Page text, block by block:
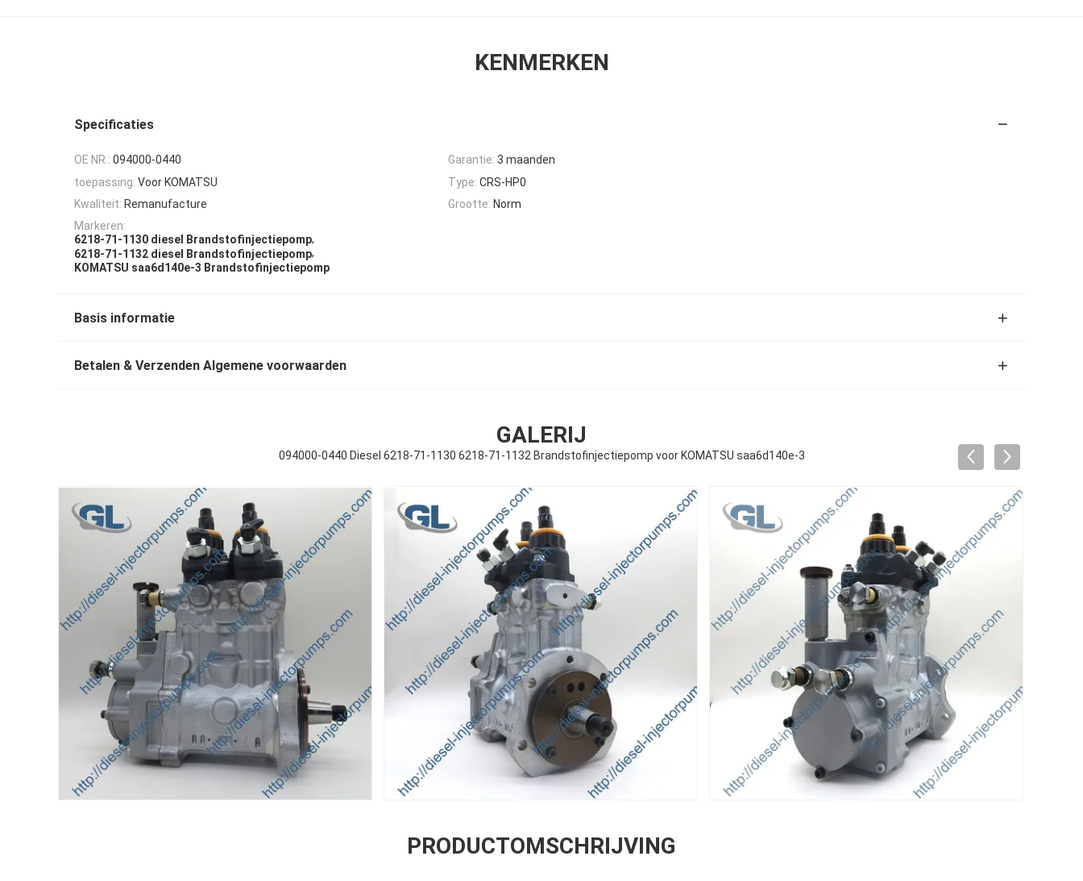
KENMERKEN
Specificaties
OE NR.: 094000-0440 Garantie: 3 maanden
toepassing: Voor KOMATSU Type: CRS-HP0
Kwaliteit: Remanufacture Grootte: Norm
Markeren:
6218-71-1130 diesel Brandstofinjectiepomp,
6218-71-1132 diesel Brandstofinjectiepomp,
KOMATSU saa6d140e-3 Brandstofinjectiepomp
Basis informatie
Betalen & Verzenden Algemene voorwaarden
GALERIJ
094000-0440 Diesel 6218-71-1130 6218-71-1132 Brandstofinjectiepomp voor KOMATSU saa6d140e-3
PRODUCTOMSCHRIJVING